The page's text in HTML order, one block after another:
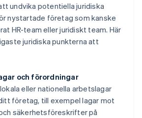
undvika potentiella juridiska
nystartade företag som kanske
HR-team eller juridiskt team. Här
juridiska punkterna att
och förordningar
eller nationella arbetslagar
företag, till exempel lagar mot
säkerhetsföreskrifter på